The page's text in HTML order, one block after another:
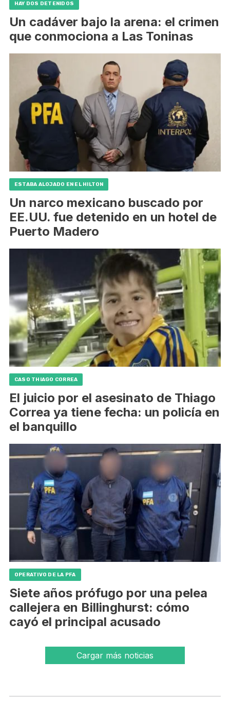
HAY DOS DETENIDOS
Un cadáver bajo la arena: el crimen
que conmociona a Las Toninas
ESTABA ALOJADO EN EL HILTON
Un narco mexicano buscado por
EE.UU. fue detenido en un hotel de
Puerto Madero
CASO THIAGO CORREA
El juicio por el asesinato de Thiago
Correa ya tiene fecha: un policía en
el banquillo
OPERATIVO DE LA PFA
Siete años prófugo por una pelea
callejera en Billinghurst: cómo
cayó el principal acusado
Cargar más noticias